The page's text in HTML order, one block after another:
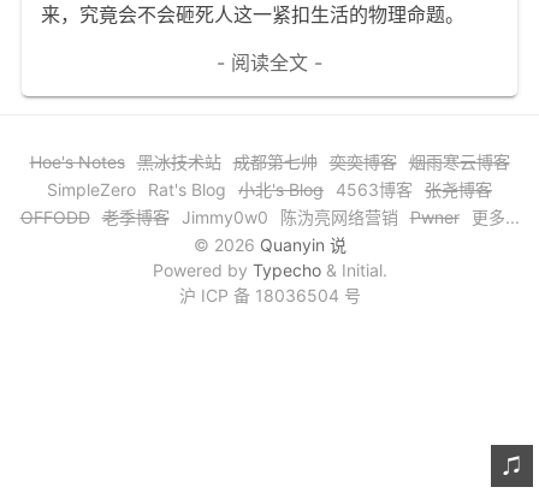
赞赏与支持
来，究竟会不会砸死人这一紧扣生活的物理命题。
- 阅读全文 -
Hoe's Notes 黑冰技术站 成都第七帅 奕奕博客 烟雨寒云博客
SimpleZero
Rat's Blog 小北's Blog 4563博客
张尧博客
OFFODD 老季博客 Jimmy0w0 陈沩亮网络营销 Pwner
更多...
© 2026 Quanyin 说
Powered by Typecho& Initial.
沪 ICP 备 18036504 号